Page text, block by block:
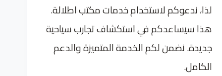
لذا، ندعوكم لاستخدام خدمات مكتب اطلالة.
هذا سيساعدكم في استكشاف تجارب سياحية
جديدة. نضمن لكم الخدمة المتميزة والدعم
الكامل.